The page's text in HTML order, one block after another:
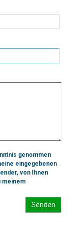
genommen
eingegebenen
von Ihnen
meinem
Senden